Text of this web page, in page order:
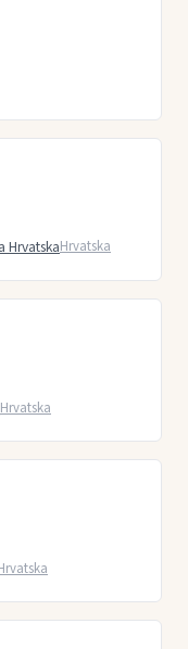
HrvatskaHrvatska
Hrvatska